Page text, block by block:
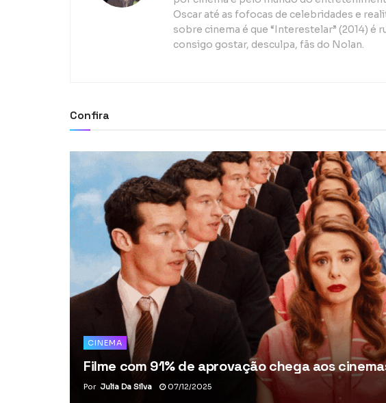
Oscar até as fofocas de celebridades e
sobre cinema é que “Interestelar” (2014) é
consigo gostar, desculpa, fãs do Nolan.
Confira
CINEMA
Filme com 91% de aprovação chega aos
Por Julia Da Silva 07/12/2025